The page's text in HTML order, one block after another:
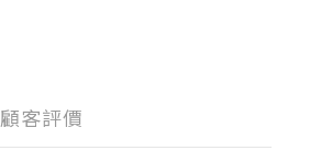
顧客評價